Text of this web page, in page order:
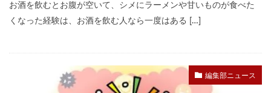
お酒を飲むとお腹が空いて、シメにラーメンや甘いものが食べた
くなった経験は、お酒を飲む人なら一度はある […]
編集部ニュース